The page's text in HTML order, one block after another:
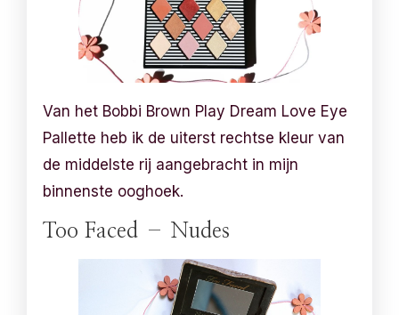
Van het Bobbi Brown Play Dream Love Eye
Pallette heb ik de uiterst rechtse kleur van
de middelste rij aangebracht in mijn
binnenste ooghoek.
Too Faced – Nudes